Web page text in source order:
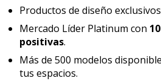
Productos de diseño
Mercado Líder Platinum con
positivas.
Más de 500 modelos
tus espacios.